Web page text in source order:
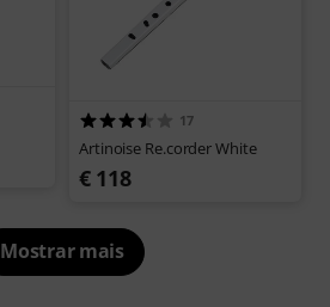
17
Artinoise Re.corder White
€ 118
Mostrar mais